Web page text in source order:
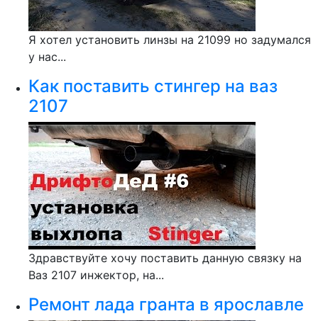
Я хотел установить линзы на 21099 но задумался
у нас...
Как поставить стингер на ваз
2107
Здравствуйте хочу поставить данную связку на
Ваз 2107 инжектор, на...
Ремонт лада гранта в ярославле